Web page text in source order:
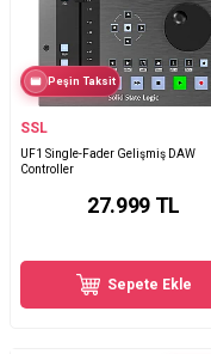
Peşin Taksit
SSL
UF1 Single-Fader Gelişmiş DAW
Controller
27.999TL
Sepete Ekle